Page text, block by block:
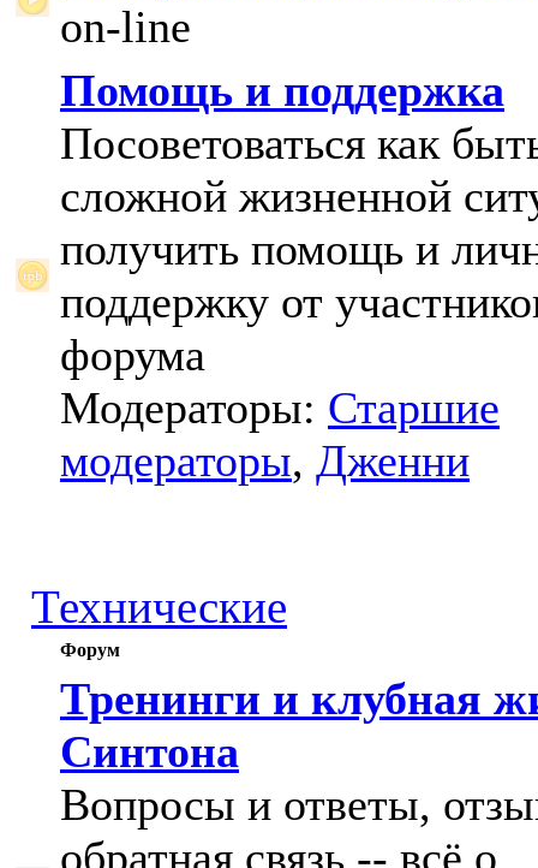
on-line
Помощь и поддержка
Посоветоваться как
сложной жизненной
получить помощь и
поддержку от
форума
Модераторы: Старшие
модераторы, Дженни
Технические
Форум
Тренинги и клубная
Синтона
Вопросы и ответы,
обратная связь -- всё о